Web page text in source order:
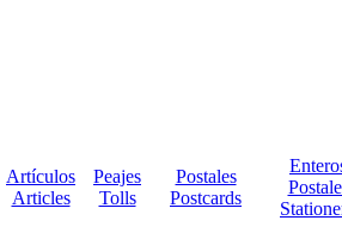
Artículos
Articles
Peajes
Tolls
Postales
Postcards